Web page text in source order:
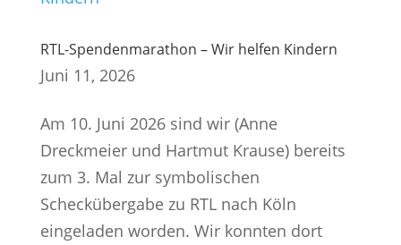
RTL-Spendenmarathon – Wir helfen Kindern
Juni 11, 2026
Am 10. Juni 2026 sind wir (Anne
Dreckmeier und Hartmut Krause) bereits
zum 3. Mal zur symbolischen
Scheckübergabe zu RTL nach Köln
eingeladen worden. Wir konnten dort